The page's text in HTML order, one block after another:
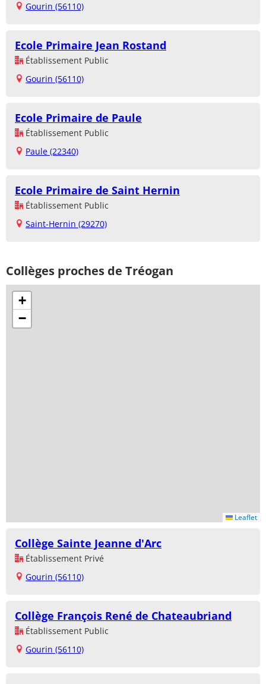
Gourin (56110)
Ecole Primaire Jean Rostand
Établissement Public
Gourin (56110)
Ecole Primaire de Paule
Établissement Public
Paule (22340)
Ecole Primaire de Saint Hernin
Établissement Public
Saint-Hernin (29270)
Collèges proches de Tréogan
+
−
Leaflet
Collège Sainte Jeanne d'Arc
Établissement Privé
Gourin (56110)
Collège François René de Chateaubriand
Établissement Public
Gourin (56110)